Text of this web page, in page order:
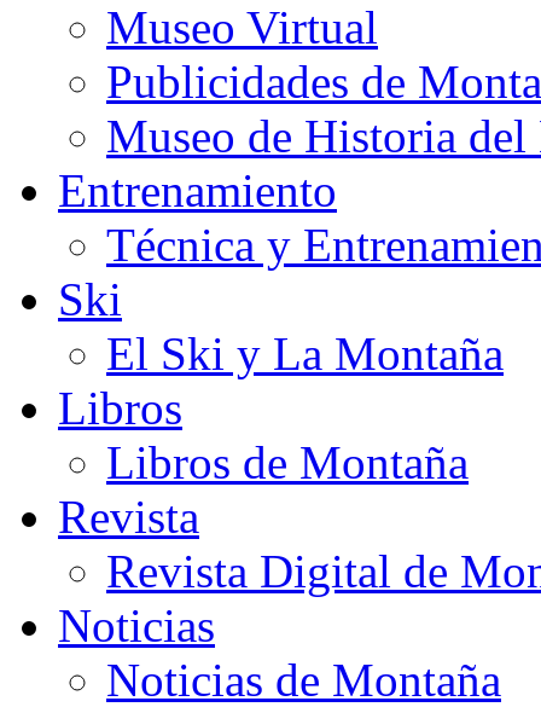
Museo Virtual
Publicidades de
Museo de Historia
Entrenamiento
Técnica y
Ski
El Ski y La Montaña
Libros
Libros de Montaña
Revista
Revista Digital de
Noticias
Noticias de Montaña